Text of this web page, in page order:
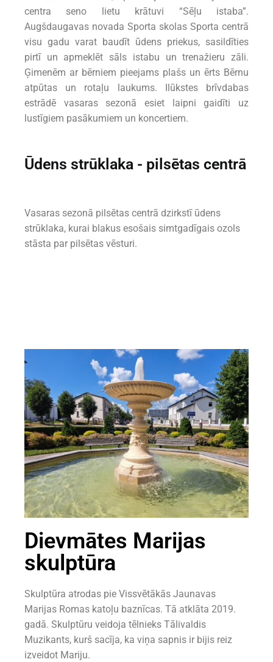
centra seno lietu krātuvi “Sēļu istaba”.
Augšdaugavas novada Sporta skolas Sporta centrā
visu gadu varat baudīt ūdens priekus, sasildīties
pirtī un apmeklēt sāls istabu un trenažieru zāli.
Ģimenēm ar bērniem pieejams plašs un ērts Bērnu
atpūtas un rotaļu laukums. Ilūkstes brīvdabas
estrādē vasaras sezonā esiet laipni gaidīti uz
lustīgiem pasākumiem un koncertiem.
Ūdens strūklaka - pilsētas centrā
Vasaras sezonā pilsētas centrā dzirkstī ūdens
strūklaka, kurai blakus esošais simtgadīgais ozols
stāsta par pilsētas vēsturi.
Dievmātes Marijas
skulptūra
Skulptūra atrodas pie Vissvētākās Jaunavas
Marijas Romas katoļu baznīcas. Tā atklāta 2019.
gadā. Skulptūru veidoja tēlnieks Tālivaldis
Muzikants, kurš sacīja, ka viņa sapnis ir bijis reiz
izveidot Mariju.